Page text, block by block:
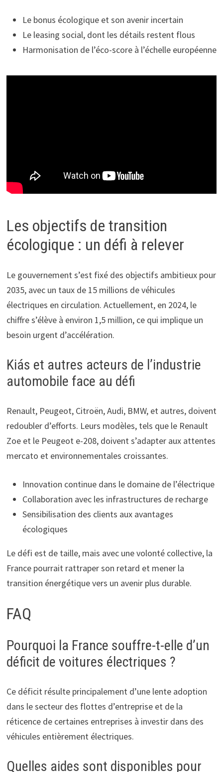
Le bonus écologique et son avenir incertain
Le leasing social, dont les détails restent flous
Harmonisation de l’éco-score à l’échelle européenne
Les objectifs de transition
écologique : un défi à relever
Le gouvernement s’est fixé des objectifs ambitieux pour
2035, avec un taux de 15 millions de véhicules
électriques en circulation. Actuellement, en 2024, le
chiffre s’élève à environ 1,5 million, ce qui implique un
besoin urgent d’accélération.
Kiás et autres acteurs de l’industrie
automobile face au défi
Renault, Peugeot, Citroën, Audi, BMW, et autres, doivent
redoubler d’efforts. Leurs modèles, tels que le Renault
Zoe et le Peugeot e-208, doivent s’adapter aux attentes
mercato et environnementales croissantes.
Innovation continue dans le domaine de l’électrique
Collaboration avec les infrastructures de recharge
Sensibilisation des clients aux avantages
écologiques
Le défi est de taille, mais avec une volonté collective, la
France pourrait rattraper son retard et mener la
transition énergétique vers un avenir plus durable.
FAQ
Pourquoi la France souffre-t-elle d’un
déficit de voitures électriques ?
Ce déficit résulte principalement d’une lente adoption
dans le secteur des flottes d’entreprise et de la
réticence de certaines entreprises à investir dans des
véhicules entièrement électriques.
Quelles aides sont disponibles pour